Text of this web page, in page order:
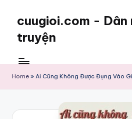
cuugioi.com - Dân
truyện
Home » Ai Cũng Không Được Đụng Vào